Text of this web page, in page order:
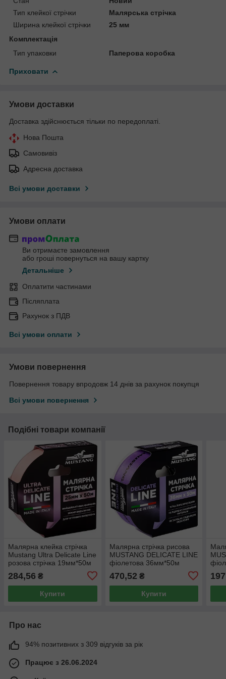
Тип клейкої стрічки
Малярська стрічка
Ширина клейкої стрічки
25 мм
Комплектація
Тип упаковки
Паперова коробка
Приховати
Умови доставки
Доставка здійснюється тільки по передоплаті.
Нова Пошта
Самовивіз
Адресна доставка
Всі умови доставки
Умови оплати
Ви отримаєте замовлення
або гроші повернуться на вашу картку
Детальніше
Оплатити частинами
Післяплата
Рахунок з ПДВ
Всі умови оплати
Умови повернення
Повернення товару впродовж 14 днів за рахунок покупця
Всі умови повернення
Подібні товари компанії
Малярна клейка стрічка
Mustang Ultra Delicate Line
розова стрічка 19мм*50м
284,56 ₴
Купити
Малярна стрічка рисова
MUSTANG DELICATE LINE
фіолетова 36мм*50м
470,52 ₴
Купити
Про нас
94% позитивних з 309 відгуків за рік
Працює з 26.06.2024